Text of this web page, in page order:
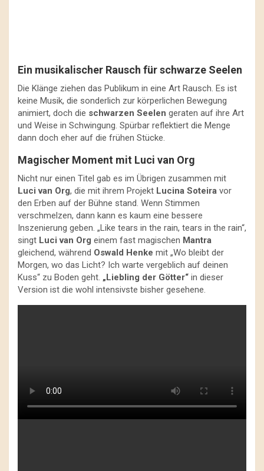
Ein musikalischer Rausch für schwarze Seelen
Die Klänge ziehen das Publikum in eine Art Rausch. Es ist
keine Musik, die sonderlich zur körperlichen Bewegung
animiert, doch die schwarzen Seelen geraten auf ihre Art
und Weise in Schwingung. Spürbar reflektiert die Menge
dann doch eher auf die frühen Stücke.
Magischer Moment mit Luci van Org
Nicht nur einen Titel gab es im Übrigen zusammen mit
Luci van Org, die mit ihrem Projekt Lucina Soteira vor
den Erben auf der Bühne stand. Wenn Stimmen
verschmelzen, dann kann es kaum eine bessere
Inszenierung geben. „Like tears in the rain, tears in the rain“,
singt Luci van Org einem fast magischen Mantra
gleichend, während Oswald Henke mit „Wo bleibt der
Morgen, wo das Licht? Ich warte vergeblich auf deinen
Kuss“ zu Boden geht. „Liebling der Götter“ in dieser
Version ist die wohl intensivste bisher gesehene.